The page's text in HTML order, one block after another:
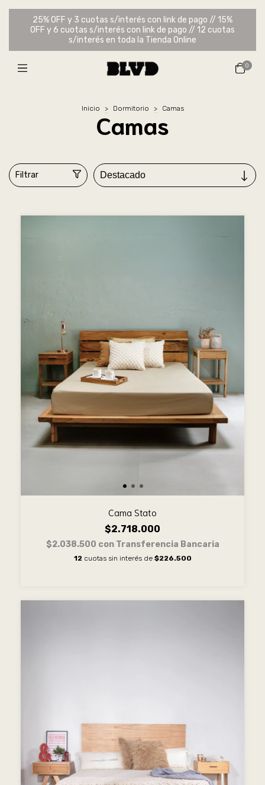
25% OFF y 3 cuotas s/interés con link de pago // 15%
OFF y 6 cuotas s/interés con link de pago // 12 cuotas
s/interés en toda la Tienda Online
0
Inicio > Dormitorio > Camas
Camas
Filtrar
Cama Stato
$2.718.000
$2.038.500 con Transferencia Bancaria
12 cuotas sin interés de $226.500